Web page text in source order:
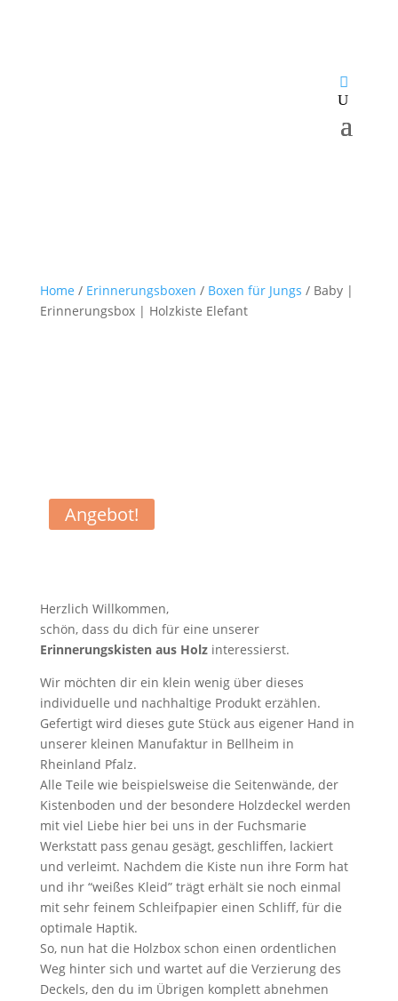
Home / Erinnerungsboxen / Boxen für Jungs / Baby |
Erinnerungsbox | Holzkiste Elefant
Angebot!
Herzlich Willkommen,
schön, dass du dich für eine unserer
Erinnerungskisten aus Holzinteressierst.
Wir möchten dir ein klein wenig über dieses
individuelle und nachhaltige Produkt erzählen.
Gefertigt wird dieses gute Stück aus eigener Hand in
unserer kleinen Manufaktur in Bellheim in
Rheinland Pfalz.
Alle Teile wie beispielsweise die Seitenwände, der
Kistenboden und der besondere Holzdeckel werden
mit viel Liebe hier bei uns in der Fuchsmarie
Werkstatt pass genau gesägt, geschliffen, lackiert
und verleimt. Nachdem die Kiste nun ihre Form hat
und ihr “weißes Kleid” trägt erhält sie noch einmal
mit sehr feinem Schleifpapier einen Schliff, für die
optimale Haptik.
So, nun hat die Holzbox schon einen ordentlichen
Weg hinter sich und wartet auf die Verzierung des
Deckels, den du im Übrigen komplett abnehmen